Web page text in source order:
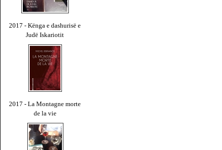
2017 - Kënga e dashurisë e
Judë Iskariotit
2017 - La Montagne morte
de la vie